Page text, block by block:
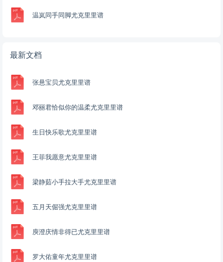
温岚同手同脚尤克里里谱
最新文档
张悬宝贝尤克里里谱
邓丽君恰似你的温柔尤克里里谱
生日快乐歌尤克里里谱
王菲我愿意尤克里里谱
梁静茹小手拉大手尤克里里谱
五月天倔强尤克里里谱
庾澄庆情非得已尤克里里谱
罗大佑童年尤克里里谱